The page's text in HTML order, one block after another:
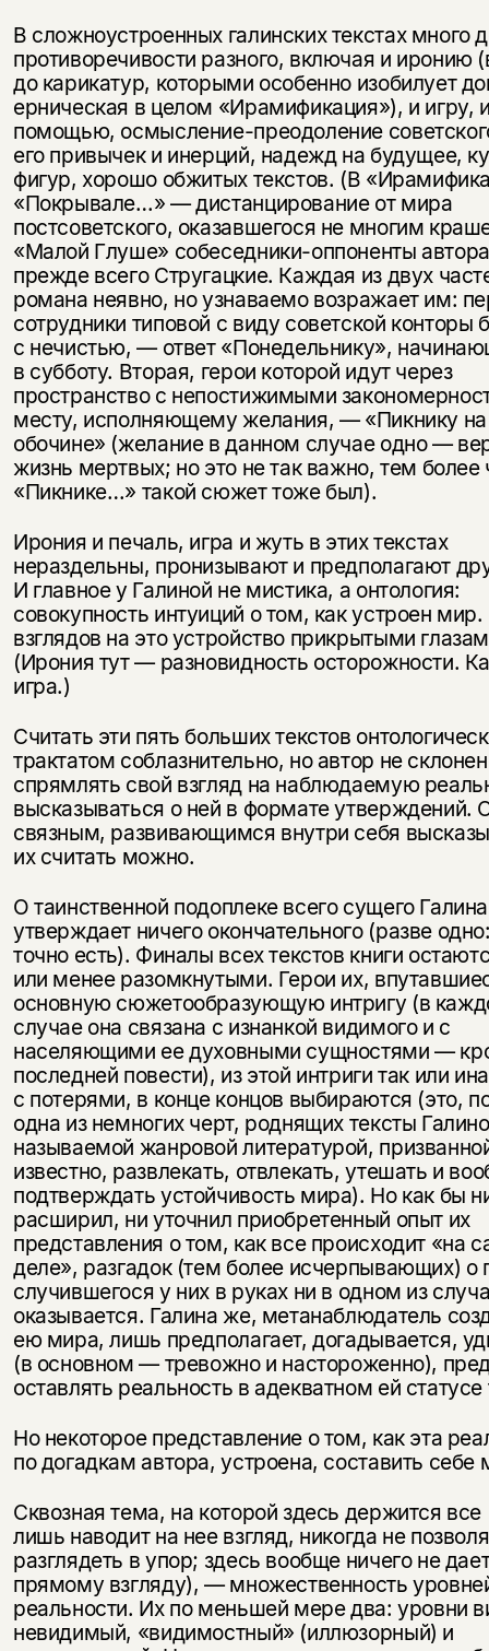
В сложноустроенных галинских текстах много
противоречивости разного, включая и иронию
до карикатур, которыми особенно изобилует
ерническая в целом «Ирамификация»), и игру,
помощью, осмысление-преодоление
его привычек и инерций, надежд на будущее,
фигур, хорошо обжитых текстов. (В
«Покрывале…» — дистанцирование от мира
постсоветского, оказавшегося не многим
«Малой Глуше» собеседники-оппоненты
прежде всего Стругацкие. Каждая из двух
романа неявно, но узнаваемо возражает им:
сотрудники типовой с виду советской конторы
с нечистью, — ответ «Понедельнику»,
в субботу. Вторая, герои которой идут через
пространство с непостижимыми
месту, исполняющему желания, — «Пикнику на
обочине» (желание в данном случае одно —
жизнь мертвых; но это не так важно, тем более
«Пикнике…» такой сюжет тоже был).
Ирония и печаль, игра и жуть в этих текстах
нераздельны, пронизывают и предполагают
И главное у Галиной не мистика, а онтология:
совокупность интуиций о том, как устроен
взглядов на это устройство прикрытыми
(Ирония тут — разновидность осторожности.
игра.)
Считать эти пять больших текстов
трактатом соблазнительно, но автор не склонен
спрямлять свой взгляд на наблюдаемую
высказываться о ней в формате утверждений.
связным, развивающимся внутри себя
их считать можно.
О таинственной подоплеке всего сущего
утверждает ничего окончательного (разве
точно есть). Финалы всех текстов книги
или менее разомкнутыми. Герои их,
основную сюжетообразующую интригу (в
случае она связана с изнанкой видимого и с
населяющими ее духовными сущностями —
последней повести), из этой интриги так или
с потерями, в конце концов выбираются (это,
одна из немногих черт, роднящих тексты
называемой жанровой литературой,
известно, развлекать, отвлекать, утешать и
подтверждать устойчивость мира). Но как бы
расширил, ни уточнил приобретенный опыт их
представления о том, как все происходит «на
деле», разгадок (тем более исчерпывающих) о
случившегося у них в руках ни в одном из
оказывается. Галина же, метанаблюдатель
ею мира, лишь предполагает, догадывается,
(в основном — тревожно и настороженно),
оставлять реальность в адекватном ей
Но некоторое представление о том, как эта
по догадкам автора, устроена, составить
Сквозная тема, на которой здесь держится
лишь наводит на нее взгляд, никогда не
разглядеть в упор; здесь вообще ничего не
прямому взгляду), — множественность
реальности. Их по меньшей мере два: уровни
невидимый, «видимостный» (иллюзорный) и